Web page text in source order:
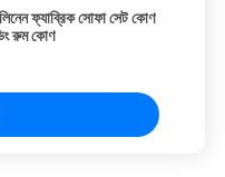
ফ্যাব্রিক সোফা সেট কোণ
রুম কোণ